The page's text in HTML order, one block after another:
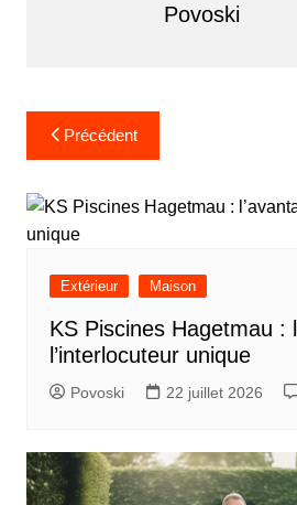
Povoski
Navigation
de
l’article
Précédent
Extérieur Maison
KS Piscines Hagetmau :
l’interlocuteur unique
Povoski 22 juillet 2026